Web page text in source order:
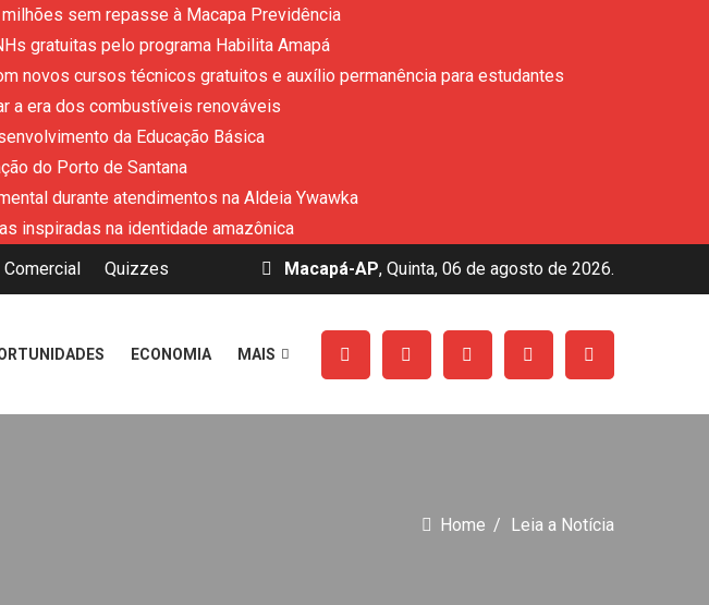
sem repasse à Macapa Previdência
gratuitas pelo programa Habilita Amapá
novos cursos técnicos gratuitos e auxílio permanência para estudantes
a era dos combustíveis renováveis
da Educação Básica
do Porto de Santana
durante atendimentos na Aldeia Ywawka
inspiradas na identidade amazônica
Comercial Quizzes Macapá-AP, Quinta, 06 de agosto de 2026.
ECONOMIA MAIS
Home Leia a Notícia